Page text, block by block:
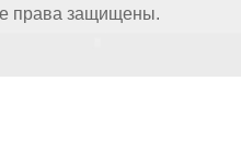
права защищены.